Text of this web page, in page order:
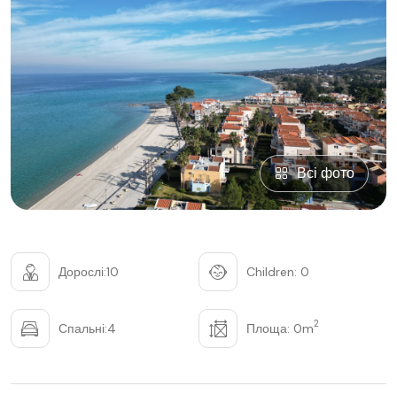
Всі фото
Дорослі:10 Children: 0
Спальні:4 Площа: 0m2